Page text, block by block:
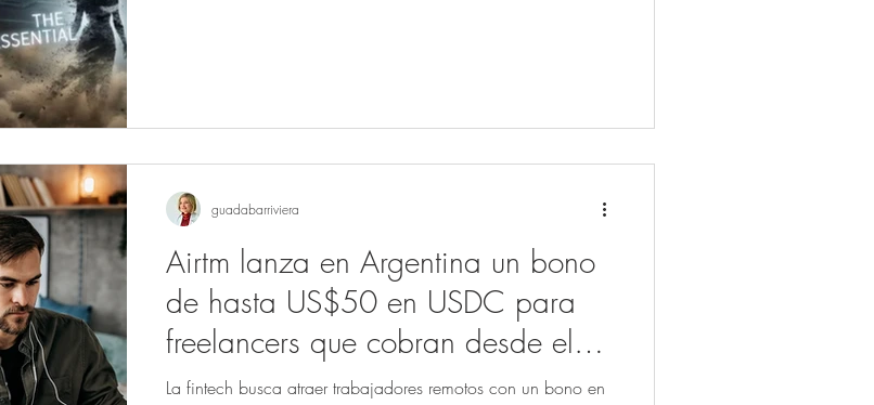
Airtm lanza en Argentina un bono
de hasta US$50 en USDC para
freelancers que cobran desde el
exterior
La fintech busca atraer trabajadores remotos con un bono en
guadabarriviera